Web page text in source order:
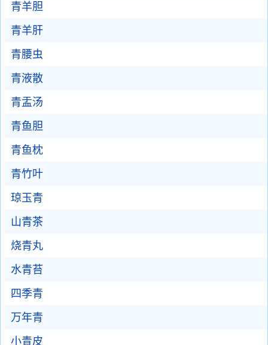
青羊胆
青羊肝
青腰虫
青液散
青盂汤
青鱼胆
青鱼枕
青竹叶
琼玉青
山青茶
烧青丸
水青苔
四季青
万年青
小青皮